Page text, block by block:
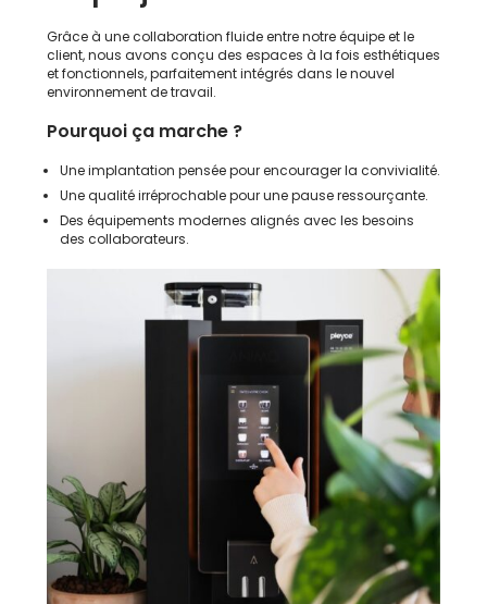
Grâce à une collaboration fluide entre notre équipe et le
client, nous avons conçu des espaces à la fois esthétiques
et fonctionnels, parfaitement intégrés dans le nouvel
environnement de travail.
Pourquoi ça marche ?
Une implantation pensée pour encourager la convivialité.
Une qualité irréprochable pour une pause ressourçante.
Des équipements modernes alignés avec les besoins
des collaborateurs.